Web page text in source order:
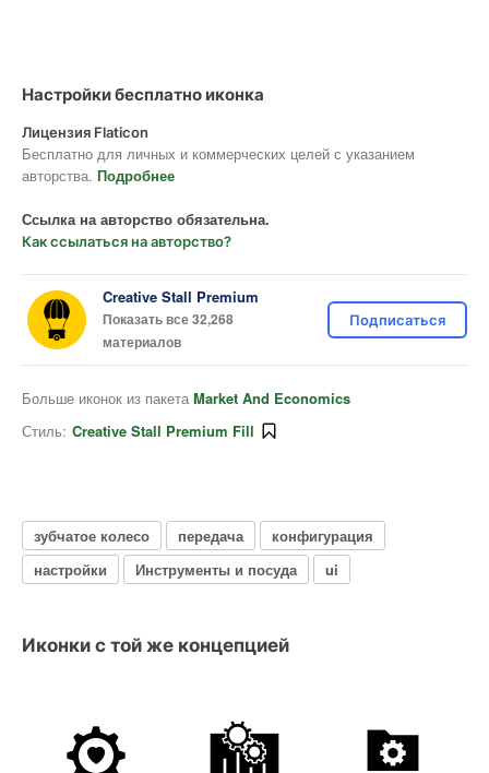
Настройки бесплатно иконка
Лицензия Flaticon
Бесплатно для личных и коммерческих целей с указанием
авторства. Подробнее
Ссылка на авторство обязательна.
Как ссылаться на авторство?
Creative Stall Premium
Показать все 32,268
материалов
Подписаться
Больше иконок из пакета Market And Economics
Стиль: Creative Stall Premium Fill
зубчатое колесо передача
конфигурация
настройки
Инструменты и посуда ui
Иконки с той же концепцией